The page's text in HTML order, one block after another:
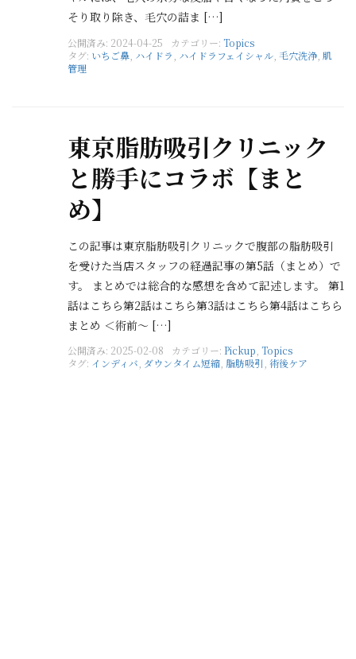
そり取り除き、毛穴の詰ま […]
公開済み: 2024-04-25 カテゴリー: Topics
タグ: いちご鼻 ハイドラ ハイドラフェイシャル 毛穴洗浄, 肌
管理
東京脂肪吸引クリニック
と勝手にコラボ【まと
め】
この記事は東京脂肪吸引クリニックで腹部の脂肪吸引
を受けた当店スタッフの経過記事の第5話（まとめ）で
す。 まとめでは総合的な感想を含めて記述します。 第1
話はこちら第2話はこちら第3話はこちら第4話はこちら
まとめ ＜術前〜 […]
公開済み: 2025-02-08 カテゴリー: Pickup Topics
タグ: インディバ ダウンタイム短縮 脂肪吸引 術後ケア